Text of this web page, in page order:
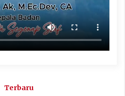
Terbaru